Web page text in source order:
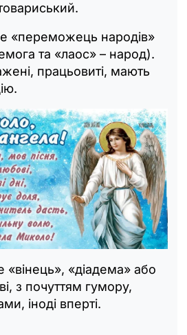
«переможець народів»
та «лаос» – народ).
працьовиті, мають
«вінець», «діадема» або
з почуттям гумору,
іноді вперті.